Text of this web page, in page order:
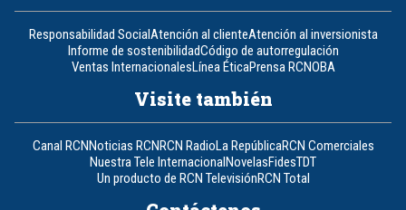
Responsabilidad SocialAtención al clienteAtención al inversionista
Informe de sostenibilidadCódigo de autorregulación
Ventas InternacionalesLínea ÉticaPrensa RCNOBA
Visite también
Canal RCNNoticias RCNRCN RadioLa RepúblicaRCN Comerciales
Nuestra Tele InternacionalNovelasFidesTDT
Un producto de RCN TelevisiónRCN Total